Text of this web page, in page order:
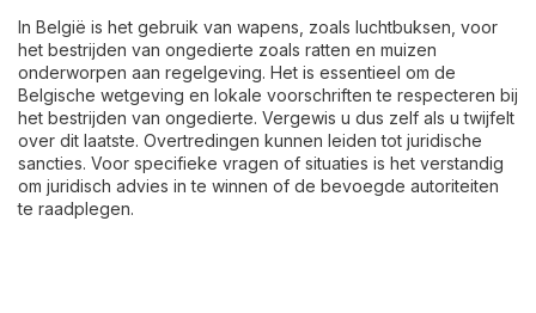
In België is het gebruik van wapens, zoals luchtbuksen, voor
het bestrijden van ongedierte zoals ratten en muizen
onderworpen aan regelgeving. Het is essentieel om de
Belgische wetgeving en lokale voorschriften te respecteren bij
het bestrijden van ongedierte. Vergewis u dus zelf als u twijfelt
over dit laatste. Overtredingen kunnen leiden tot juridische
sancties. Voor specifieke vragen of situaties is het verstandig
om juridisch advies in te winnen of de bevoegde autoriteiten
te raadplegen.